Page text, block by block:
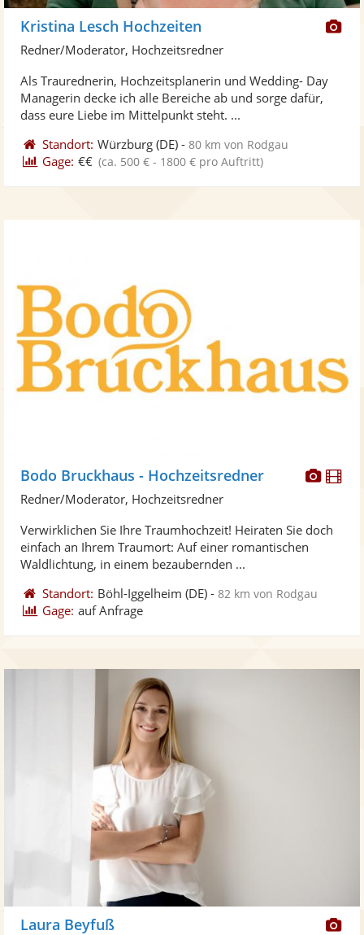
Kristina Lesch Hochzeiten
Redner/Moderator, Hochzeitsredner
Als Traurednerin, Hochzeitsplanerin und Wedding- Day
Managerin decke ich alle Bereiche ab und sorge dafür,
dass eure Liebe im Mittelpunkt steht. ...
Standort: Würzburg (DE) -80 km von Rodgau
Gage: €€ (ca. 500 € - 1800 € pro Auftritt)
Fotos
Bodo Bruckhaus - Hochzeitsredner
Redner/Moderator, Hochzeitsredner
Verwirklichen Sie Ihre Traumhochzeit! Heiraten Sie doch
einfach an Ihrem Traumort: Auf einer romantischen
Waldlichtung, in einem bezaubernden ...
Standort: Böhl-Iggelheim (DE) -82 km von Rodgau
Gage: auf Anfrage
Laura Beyfuß